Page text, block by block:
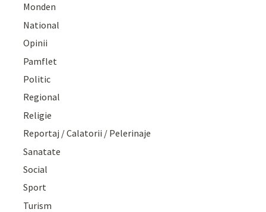
Monden
National
Opinii
Pamflet
Politic
Regional
Religie
Reportaj / Calatorii / Pelerinaje
Sanatate
Social
Sport
Turism